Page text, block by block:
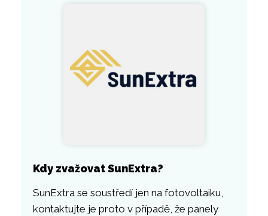
Kdy zvažovat SunExtra?
SunExtra se soustředí jen na fotovoltaiku,
kontaktujte je proto v případě, že panely